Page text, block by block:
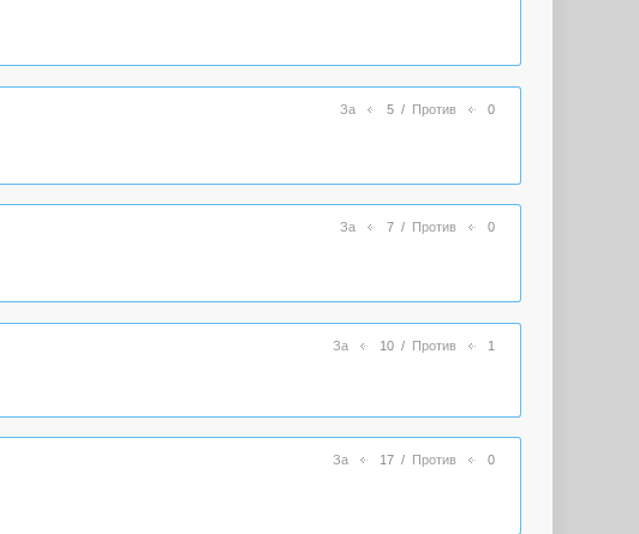
За 5/ Против 0
За 7/ Против 0
За 10/ Против 1
За 17/ Против 0